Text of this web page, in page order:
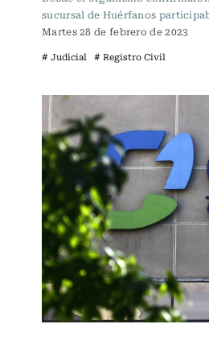
sucursal de Huérfanos
Martes 28 de febrero de 2023
# Judicial # Registro Civil